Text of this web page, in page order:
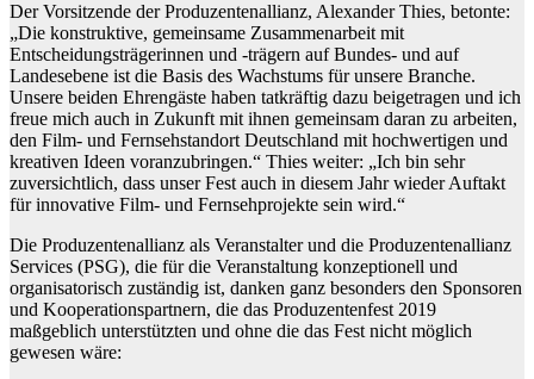
Der Vorsitzende der Produzentenallianz, Alexander Thies, betonte:
„Die konstruktive, gemeinsame Zusammenarbeit mit
Entscheidungsträgerinnen und -trägern auf Bundes- und auf
Landesebene ist die Basis des Wachstums für unsere Branche.
Unsere beiden Ehrengäste haben tatkräftig dazu beigetragen und ich
freue mich auch in Zukunft mit ihnen gemeinsam daran zu arbeiten,
den Film- und Fernsehstandort Deutschland mit hochwertigen und
kreativen Ideen voranzubringen.“ Thies weiter: „Ich bin sehr
zuversichtlich, dass unser Fest auch in diesem Jahr wieder Auftakt
für innovative Film- und Fernsehprojekte sein wird.“
Die Produzentenallianz als Veranstalter und die Produzentenallianz
Services (PSG), die für die Veranstaltung konzeptionell und
organisatorisch zuständig ist, danken ganz besonders den Sponsoren
und Kooperationspartnern, die das Produzentenfest 2019
maßgeblich unterstützten und ohne die das Fest nicht möglich
gewesen wäre: